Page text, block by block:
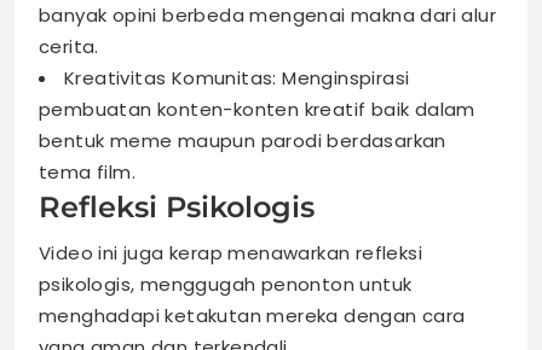
banyak opini berbeda mengenai makna dari alur
cerita.
Kreativitas Komunitas: Menginspirasi
pembuatan konten-konten kreatif baik dalam
bentuk meme maupun parodi berdasarkan
tema film.
Refleksi Psikologis
Video ini juga kerap menawarkan refleksi
psikologis, menggugah penonton untuk
menghadapi ketakutan mereka dengan cara